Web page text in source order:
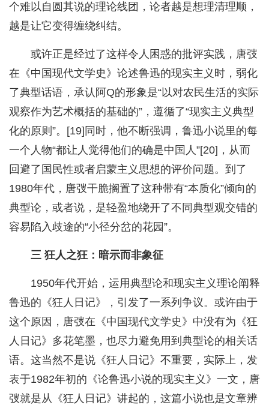
个难以自圆其说的理论线团，论者越是想理清理顺，
越是让它变得缠绕纠结。
或许正是经过了这样令人困惑的批评实践，唐弢
在《中国现代文学史》论述鲁迅的现实主义时，弱化
了典型话语，承认阿Q的形象是“以对农民生活的实际
观察作为艺术概括的基础的”，遵循了“现实主义典型
化的原则”。[19]同时，他不断强调，鲁迅小说里的每
一个人物“都让人觉得他们的确是中国人”[20]，从而
回避了国民性或者启蒙主义思想的评价问题。到了
1980年代，唐弢干脆搁置了这种带有“本质化”倾向的
典型论，或者说，是轻盈地绕开了不同典型观交错的
容易陷入歧途的“小径分岔的花园”。
三 狂人之狂：暗示而非象征
1950年代开始，运用典型论和现实主义理论阐释
鲁迅的《狂人日记》，引发了一系列争议。或许由于
这个原因，唐弢在《中国现代文学史》中没有为《狂
人日记》多花笔墨，也尽力避免用到典型论的相关话
语。这当然不是说《狂人日记》不重要，实际上，发
表于1982年初的《论鲁迅小说的现实主义》一文，唐
弢就是从《狂人日记》讲起的，这篇小说也是文章辨